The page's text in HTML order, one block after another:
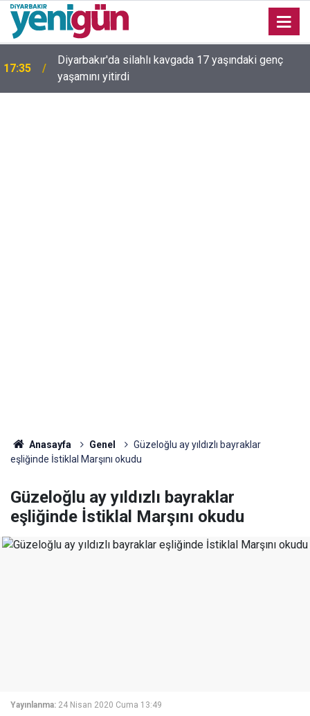
Diyarbakır'da silahlı kavgada 17 yaşındaki genç
yaşamını yitirdi
16:54
Bahceli'den Öcalan ve Demirtaş açıklaması
Anasayfa Genel
Güzeloğlu ay yıldızlı bayraklar
eşliğinde İstiklal Marşını okudu
Güzeloğlu ay yıldızlı bayraklar
eşliğinde İstiklal Marşını okudu
Yayınlanma: 24 Nisan 2020 Cuma 13:49